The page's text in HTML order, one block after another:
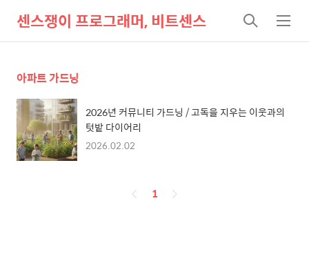
센스쟁이 프로그래머, 비트센스
검
색
메
뉴
아파트 가드닝
2026년 커뮤니티 가드닝 / 고독을 지우는 이웃과의
텃밭 다이어리
2026.02.02
페
1